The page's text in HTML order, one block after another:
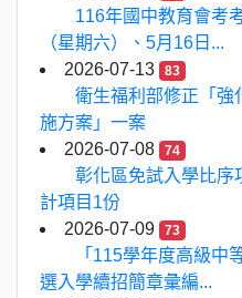
116年國中教育會考
（星期六）、5月16日...
2026-07-13
83
衛生福利部修正「強
施方案」一案
2026-07-08
74
彰化區免試入學比
計項目1份
2026-07-09
73
「115學年度高級中
選入學續招簡章彙編...